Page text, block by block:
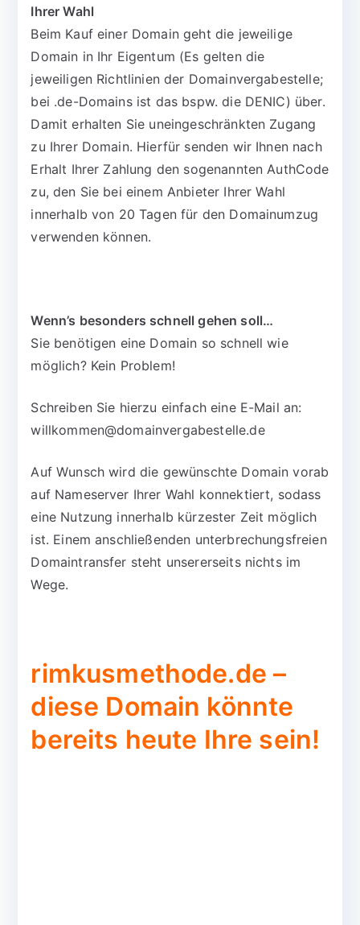
Ihrer Wahl
Beim Kauf einer Domain geht die jeweilige
Domain in Ihr Eigentum (Es gelten die
jeweiligen Richtlinien der Domainvergabestelle;
bei .de-Domains ist das bspw. die DENIC) über.
Damit erhalten Sie uneingeschränkten Zugang
zu Ihrer Domain. Hierfür senden wir Ihnen nach
Erhalt Ihrer Zahlung den sogenannten AuthCode
zu, den Sie bei einem Anbieter Ihrer Wahl
innerhalb von 20 Tagen für den Domainumzug
verwenden können.
Wenn’s besonders schnell gehen soll…
Sie benötigen eine Domain so schnell wie
möglich? Kein Problem!
Schreiben Sie hierzu einfach eine E-Mail an:
willkommen@domainvergabestelle.de
Auf Wunsch wird die gewünschte Domain vorab
auf Nameserver Ihrer Wahl konnektiert, sodass
eine Nutzung innerhalb kürzester Zeit möglich
ist. Einem anschließenden unterbrechungsfreien
Domaintransfer steht unsererseits nichts im
Wege.
rimkusmethode.de –
diese Domain könnte
bereits heute Ihre sein!